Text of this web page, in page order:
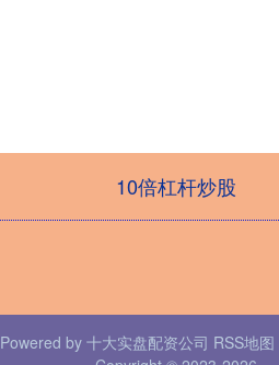
10倍杠杆炒股
Powered by 十大实盘配资公司 RSS地图